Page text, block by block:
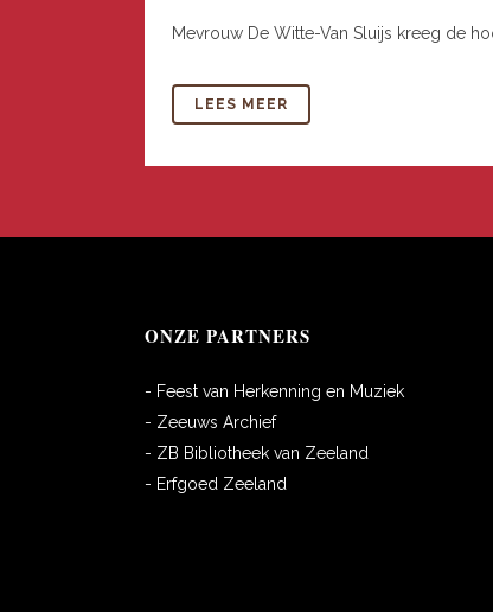
Mevrouw De Witte-Van Sluijs kreeg de
LEES MEER
ONZE PARTNERS
- Feest van Herkenning en Muziek
- Zeeuws Archief
- ZB Bibliotheek van Zeeland
- Erfgoed Zeeland